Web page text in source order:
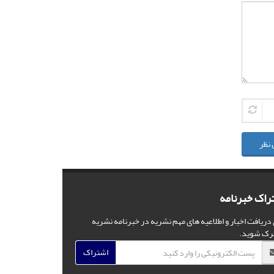
نظر
خبرنامه
دریافت اخبار و اطلاعیه های مهم نشریه در خبرنامه نشریه
شوید.
اشتراک